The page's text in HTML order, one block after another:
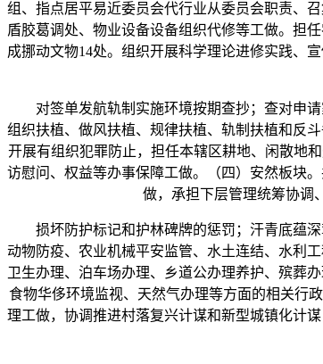
组、指点居平易近委员会代行业从委员会职责、
盾胶葛调处、物业设备设备组织代修等工做。担
成挪动文物14处。组织开展科学理论进修实践、
对签单发航轨制实施环境按期查抄；查对申请
组织扶植、做风扶植、规律扶植、轨制扶植和反
开展有组织犯罪防止，担任本辖区耕地、闲散地
访慰问、权益等办事保障工做。（四）安然板块
做，承担下层管理统筹协调
损坏防护标记和护林碑牌的惩罚；汗青底蕴深
动物防疫、农业机械平安监管、水土连结、水利
卫生办理、泊车场办理、乡道公办理养护、殡葬
食物华侈环境监视、天然气办理等方面的相关行
理工做，协调推进村落复兴计谋和新型城镇化计